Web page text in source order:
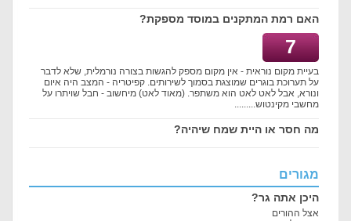
האם רמת המתקנים במוסד מספקת?
7
בעיית מקום נוראית - אין מקום מספק להגשות בצורה נורמלית, שלא לדבר
על תערוכת בוגרים שמוצגת בסמוך לשירותים. קפיטריה - המצב היה איום
ונורא, אבל לאט לאט הוא משתפר. (מאוד לאט) מיחשוב - חבל שויתרו על
מחשבי מקינטוש.........
מה חסר או היית שמח שיהיה?
מגורים
היכן אתה גר?
אצל ההורים